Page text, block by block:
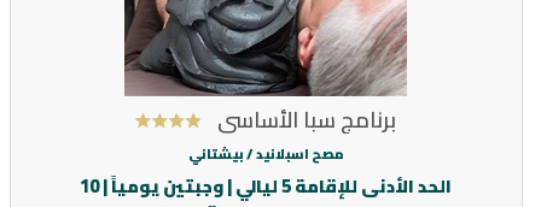
برنامج سبا الأساسي
مصح اسبلانيد /بيشتاني
الحد الأدنى للإقامة 5 ليالي | وجبتين يومياً | 10